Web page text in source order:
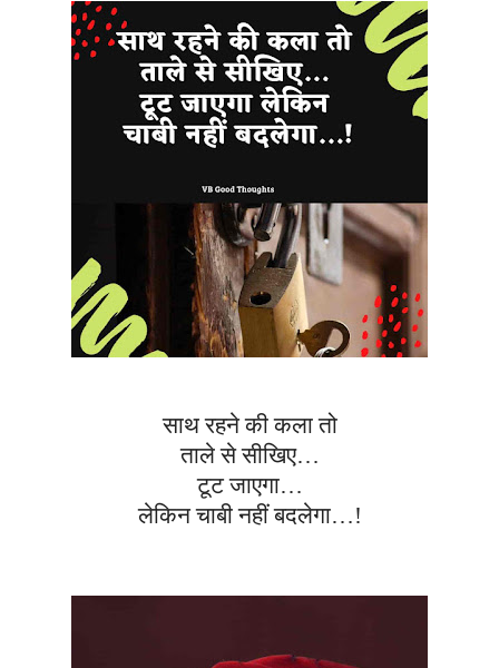
साथ रहने की कला तो
ताले से सीखिए…
टूट जाएगा…
लेकिन चाबी नहीं बदलेगा…!